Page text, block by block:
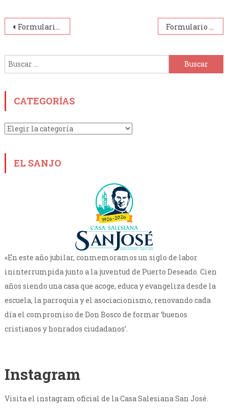
Navegación
entradas
Formulario de lista de espera 2023 – Nivel Secundario Formulario de Preinscripción 1° grado 2024 Nivel Primario
Buscar:
CATEGORÍAS
Categorías
EL SANJO
«En este año jubilar, conmemoramos un siglo de labor
ininterrumpida junto a la juventud de Puerto Deseado. Cien
años siendo una casa que acoge, educa y evangeliza desde la
escuela, la parroquia y el asociacionismo, renovando cada
día el compromiso de Don Bosco de formar ‘buenos
cristianos y honrados ciudadanos’.
Instagram
Visita el instagram oficial de la Casa Salesiana San José.